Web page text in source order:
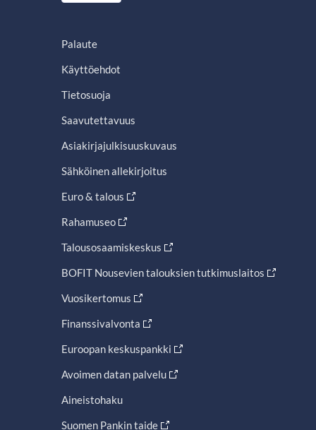
Palaute
Käyttöehdot
Tietosuoja
Saavutettavuus
Asiakirjajulkisuuskuvaus
Sähköinen allekirjoitus
Euro & talous
Rahamuseo
Talousosaamiskeskus
BOFIT Nousevien talouksien tutkimuslaitos
Vuosikertomus
Finanssivalvonta
Euroopan keskuspankki
Avoimen datan palvelu
Aineistohaku
Suomen Pankin taide